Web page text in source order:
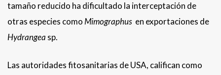
tamaño reducido ha dificultado la interceptación de
otras especies como Mimographus en exportaciones de
Hydrangea sp.
Las autoridades fitosanitarias de USA, califican como